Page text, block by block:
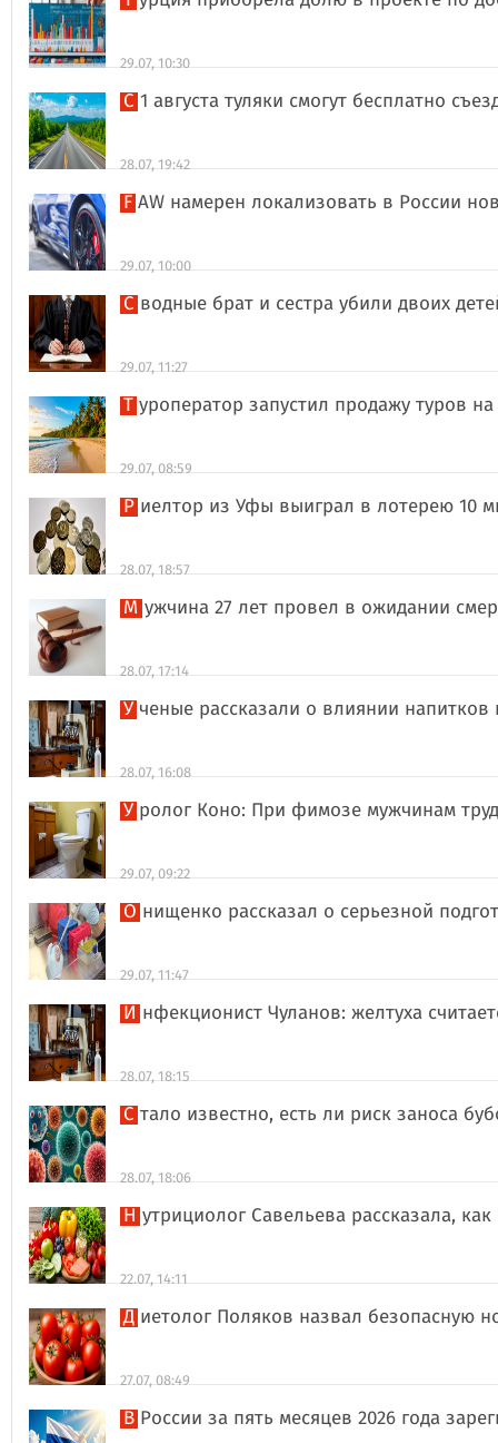
29.07, 10:30
С 1 августа туляки смогут бесплатно
28.07, 19:42
FAW намерен локализовать в России
29.07, 10:00
Сводные брат и сестра убили двоих
29.07, 11:27
Туроператор запустил продажу туров
29.07, 08:59
Риелтор из Уфы выиграл в лотерею 10
28.07, 18:57
Мужчина 27 лет провел в ожидании
28.07, 17:14
Ученые рассказали о влиянии
28.07, 16:08
Уролог Коно: При фимозе мужчинам
29.07, 09:22
Онищенко рассказал о серьезной
29.07, 11:47
Инфекционист Чуланов: желтуха
28.07, 18:15
Стало известно, есть ли риск заноса
28.07, 18:06
Нутрициолог Савельева рассказала,
22.07, 14:11
Диетолог Поляков назвал безопасную
27.07, 08:49
В России за пять месяцев 2026 года